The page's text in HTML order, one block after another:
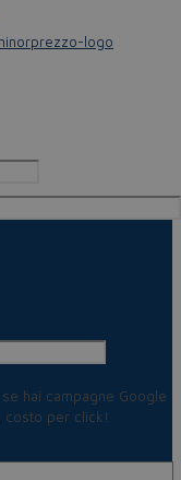
hai campagne Google
costo per click!